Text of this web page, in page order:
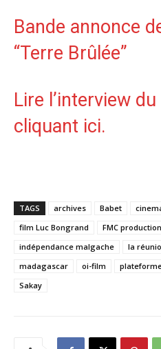
Bande annonce
“Terre Brûlée”
Lire l’interview
cliquant ici.
TAGS archives Babet
film Luc Bongrand
FMC production
indépendance malgache
la
madagascar
oi-film
Sakay